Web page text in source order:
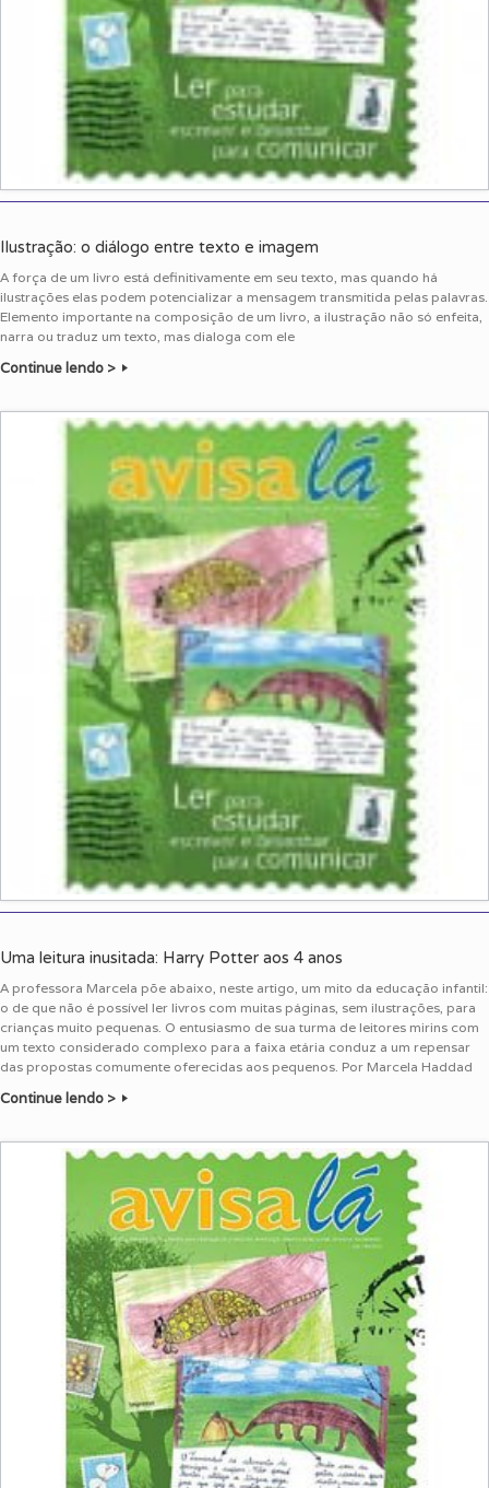
Ilustração: o diálogo entre texto e imagem
A força de um livro está definitivamente em seu texto, mas quando há
ilustrações elas podem potencializar a mensagem transmitida pelas palavras.
Elemento importante na composição de um livro, a ilustração não só enfeita,
narra ou traduz um texto, mas dialoga com ele
Continue lendo >
Uma leitura inusitada: Harry Potter aos 4 anos
A professora Marcela põe abaixo, neste artigo, um mito da educação infantil:
o de que não é possível ler livros com muitas páginas, sem ilustrações, para
crianças muito pequenas. O entusiasmo de sua turma de leitores mirins com
um texto considerado complexo para a faixa etária conduz a um repensar
das propostas comumente oferecidas aos pequenos. Por Marcela Haddad
Continue lendo >